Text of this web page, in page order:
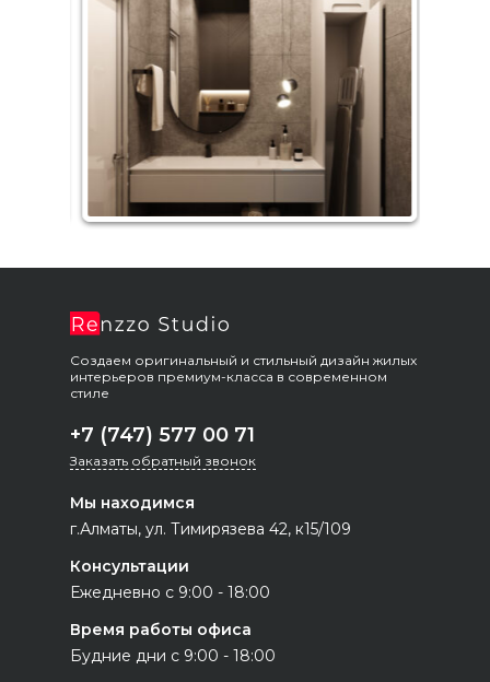
Создаем оригинальный и стильный дизайн жилых
интерьеров премиум-класса в современном
стиле
+7 (747) 577 00 71
Заказать обратный звонок
Мы находимся
г.Алматы, ул. Тимирязева 42, к15/109
Консультации
Ежедневно с 9:00 - 18:00
Время работы офиса
Будние дни с 9:00 - 18:00